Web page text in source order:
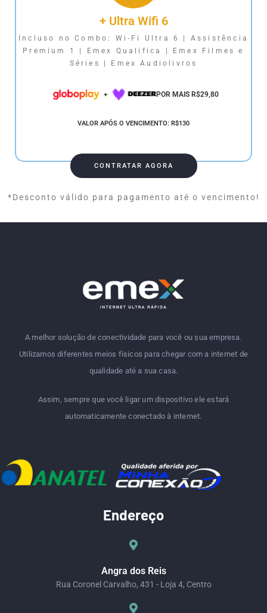
+ Ultra Wifi 6
Incluso no Combo: Wi-Fi Ultra 6 | Assistência
Premium 1 | Emex Qualifica | Emex Filmes e
Séries | Emex Audiolivros
+ POR MAIS R$29,80
VALOR APÓS O VENCIMENTO: R$130
CONTRATAR AGORA
*Desconto válido para pagamento até o vencimento!
A melhor solução de conectividade para você ou sua empresa.
Utilizamos diferentes meios físicos para chegar com a internet de
qualidade até a sua casa.
Assim, sempre que você ligar um dispositivo ele estará
automaticamente conectado à internet.
Endereço
Angra dos Reis
Rua Coronel Carvalho, 431 - Loja 4, Centro